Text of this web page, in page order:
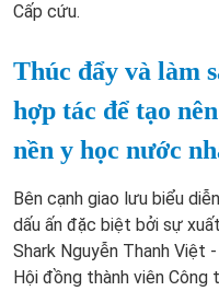
Cấp cứu.
Thúc đẩy và làm
hợp tác để tạo
nền y học nước
Bên cạnh giao lưu biểu
dấu ấn đặc biệt bởi sự
Shark Nguyễn Thanh Việt
Hội đồng thành viên